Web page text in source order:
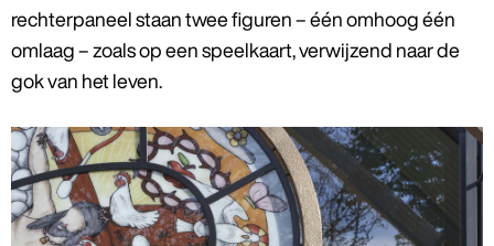
rechterpaneel staan twee figuren – één omhoog één
omlaag – zoals op een speelkaart, verwijzend naar de
gok van het leven.